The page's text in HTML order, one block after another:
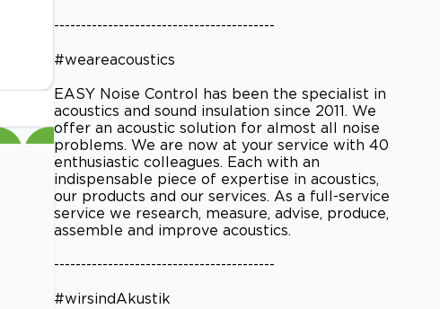
-----------------------------------------
#weareacoustics
EASY Noise Control has been the specialist in
acoustics and sound insulation since 2011. We
offer an acoustic solution for almost all noise
problems. We are now at your service with 40
enthusiastic colleagues. Each with an
indispensable piece of expertise in acoustics,
our products and our services. As a full-service
service we research, measure, advise, produce,
assemble and improve acoustics.
-----------------------------------------
#wirsindAkustik